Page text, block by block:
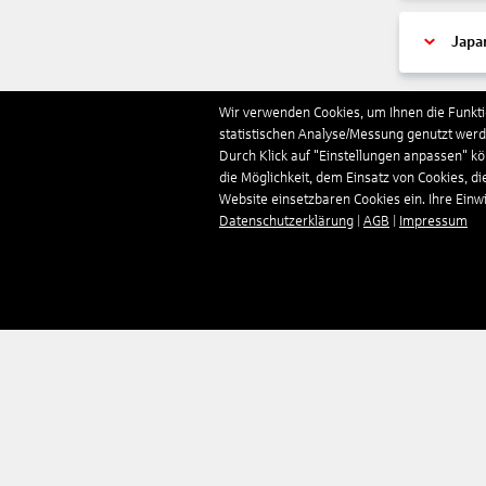
Wir verwenden Cookies, um Ihnen die
statistischen Analyse/Messung genutzt
Durch Klick auf "Einstellungen anpassen"
die Möglichkeit, dem Einsatz von Cookies,
Website einsetzbaren Cookies ein. Ihre
Datenschutzerklärung
AGB Impressum